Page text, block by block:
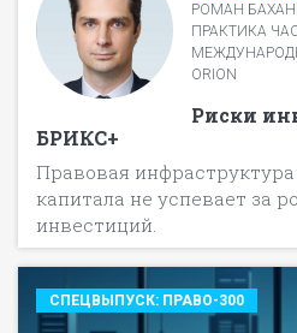
РОМАН
ПРАКТИКА
ORION
Риски
БРИКС+
Правовая
капитала не успевает за
инвестиций.
СПЕЦВЫПУСК: ПРАВО-300